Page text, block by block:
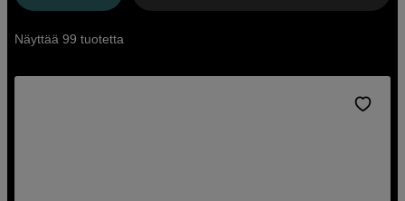
Näyttää 99 tuotetta